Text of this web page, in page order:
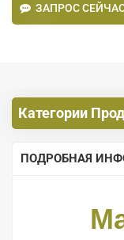
ЗАПРОС
Категории
ПОДРОБНАЯ